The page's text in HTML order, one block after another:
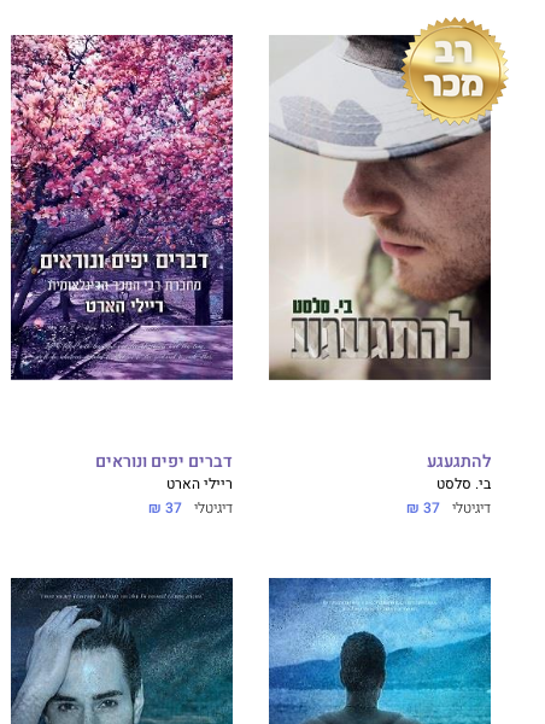
להתגעגע
בי. סלסט
דיגיטלי 37 ₪
דברים יפים ונוראים
ריילי הארט
דיגיטלי 37 ₪